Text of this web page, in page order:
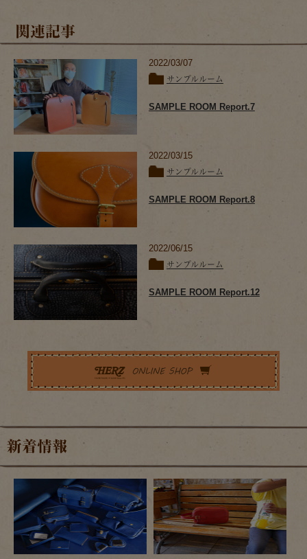
関連記事
2022/03/07
サンプルルーム
SAMPLE ROOM Report.7
2022/03/15
サンプルルーム
SAMPLE ROOM Report.8
2022/06/15
サンプルルーム
SAMPLE ROOM Report.12
新着情報